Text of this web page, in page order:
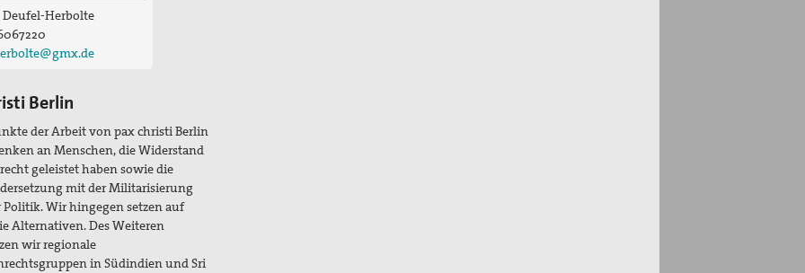
Deufel-Herbolte
Berlin
der Arbeit von pax christi Berlin
an Menschen, die Widerstand
geleistet haben sowie die
mit der Militarisierung
Politik. Wir hingegen setzen auf
Alternativen.Des Weiteren
wir regionale
in Südindien und Sri